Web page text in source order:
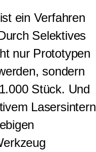
ein Verfahren
Selektives
nur Prototypen
sondern
Stück. Und
Lasersintern